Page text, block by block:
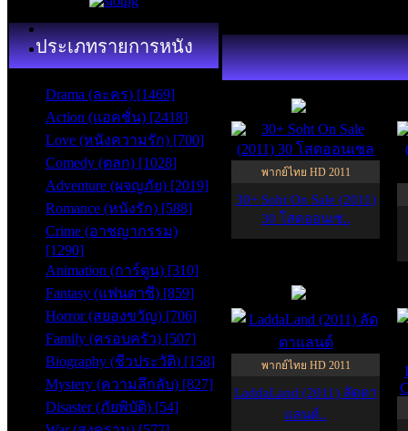
ประเภทรายการหนัง
Drama (ละคร) [1469]
Action (แอคชั่น) [2418]
Love (หนังความรัก) [700]
Comedy (ตลก) [1028]
Adventure (ผจญภัย) [2019]
Romance (หนังรัก) [588]
Crime (อาชญากรรม)
[1290]
Animation (การ์ตูน) [310]
Fantasy (แฟนตาซี) [859]
Horror (สยองขวัญ) [706]
Family (ครอบครัว) [507]
Biography (ชีวประวัติ) [158]
Mystery (ความลึกลับ) [827]
Disaster (ภัยพิบัติ) [54]
พากย์ไทย HD 2011
30+ Soht On Sale (2011)
30 โสดออนเซ..
พากย์ไทย HD 2011
LaddaLand (2011) ลัดดา
แลนด์..